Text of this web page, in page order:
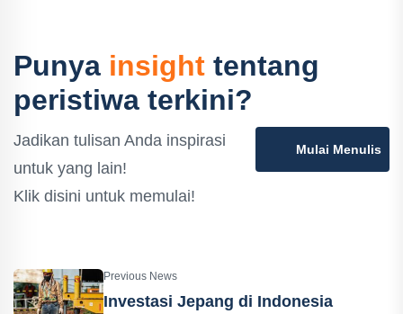
Punya insight tentang
peristiwa terkini?
Jadikan tulisan Anda inspirasi
untuk yang lain!
Klik disini untuk memulai!
Mulai Menulis
Previous News
Investasi Jepang di Indonesia